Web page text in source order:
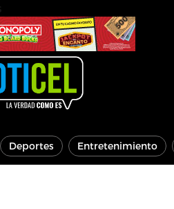
Deportes Entretenimiento